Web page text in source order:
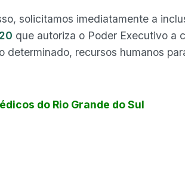
solicitamos imediatamente a
que autoriza o Poder Executivo a
determinado, recursos humanos
do Rio Grande do Sul